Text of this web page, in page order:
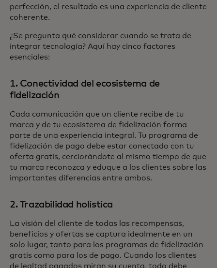
perfección, el resultado es una experiencia de cliente
coherente.
¿Se pregunta qué considerar cuando se trata de
integrar tecnología? Aquí hay cinco factores
esenciales:
1. Conectividad del ecosistema de
fidelización
Cada comunicación que un cliente recibe de tu
marca y de tu ecosistema de fidelización forma
parte de una experiencia integral. Tu programa de
fidelización de pago debe estar conectado con tu
oferta gratis, cerciorándote al mismo tiempo de que
tu marca reconozca y eduque a los clientes sobre las
importantes diferencias entre ambos.
2. Trazabilidad holística
La visión del cliente de todas las recompensas,
beneficios y ofertas se captura idealmente en un
solo lugar, tanto para los programas de fidelización
gratis como para los de pago. Cuando los clientes
de lealtad pagados miran su cuenta, todo debe